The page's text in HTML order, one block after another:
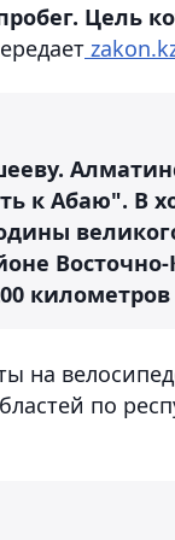
Цель
к Абаю". В
Восточно-
километров
на
по